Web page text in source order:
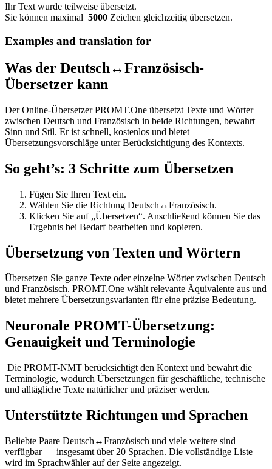
Ihr Text wurde teilweise übersetzt.
Sie können maximal 5000 Zeichen gleichzeitig übersetzen.
Examples and translation for
Was der Deutsch↔Französisch-
Übersetzer kann
Der Online-Übersetzer PROMT.One übersetzt Texte und Wörter
zwischen Deutsch und Französisch in beide Richtungen, bewahrt
Sinn und Stil. Er ist schnell, kostenlos und bietet
Übersetzungsvorschläge unter Berücksichtigung des Kontexts.
So geht’s: 3 Schritte zum Übersetzen
Fügen Sie Ihren Text ein.
Wählen Sie die Richtung Deutsch↔Französisch.
Klicken Sie auf „Übersetzen“. Anschließend können Sie das
Ergebnis bei Bedarf bearbeiten und kopieren.
Übersetzung von Texten und Wörtern
Übersetzen Sie ganze Texte oder einzelne Wörter zwischen Deutsch
und Französisch. PROMT.One wählt relevante Äquivalente aus und
bietet mehrere Übersetzungsvarianten für eine präzise Bedeutung.
Neuronale PROMT-Übersetzung:
Genauigkeit und Terminologie
Die PROMT-NMT berücksichtigt den Kontext und bewahrt die
Terminologie, wodurch Übersetzungen für geschäftliche, technische
und alltägliche Texte natürlicher und präziser werden.
Unterstützte Richtungen und Sprachen
Beliebte Paare Deutsch↔Französisch und viele weitere sind
verfügbar — insgesamt über 20 Sprachen. Die vollständige Liste
wird im Sprachwähler auf der Seite angezeigt.